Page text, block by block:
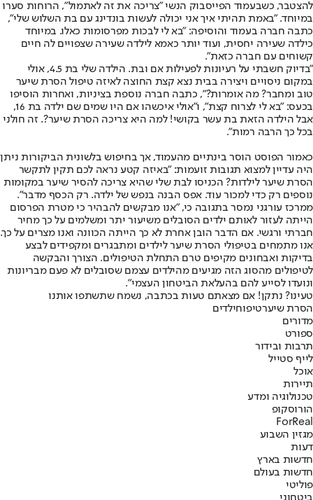
להצטבר, כשבעמוד הפייסבוק הנשי "צריכה את זה לאתמול", הרוחות סערו
במיוחד. "באמת תהיתי איך אני יכולה לעשות בונדינג עם בת השלוש שלי",
כתבה חברה בעמוד והוסיפה: "בא לי לבכות מפרסומות כאלו. במיוחד
כילדה שעירה יחסית, ועוד יותר כאמא לילדה שעירה שצפויים לה חיים
קשוחים עם חברה כזאת".
"בדיוק חשבתי על רעיונות לפעילות אם ובת. הילדה שלי בת 4.5, אולי
במקום ניסויים ויצירה בבית נצא קצת החוצה לאיזה טיפול הסרת שיער
טוב ומחבר? מה אומרות?", כתבה חברה נוספת בציניות, ואחרות הוסיפו
בכעס: "בא לי לצרוח קצת", ו"אולי איכשהו אם היו שמים שם ילדה בת 16,
אבל הילדה הזאת בת עשר בקושי! למה היא צריכה הסרת שיער?. זה חולני
בכל כך הרבה רמות".
כאמור הפוסט הוסר בינתיים מהעמוד, אך בחיפוש בלשונית הביקורות ניתן
היה עדיין למצוא תגובות זועמות: "באיזה קטע נראה לכם תקין לתקשר
הסרת שיער לילדות? הכניסו לבת שלי שהיא צריכה להסיר שיער במקומות
נוספים רק כדי למכור עוד. אפס הבנה בנפש של ילדה. רק הכסף מדבר".
ממרכז עורגני נמסר בתגובה כי, "אנו מבקשים להבהיר כי מטרת הפרסום
הייתה לעזור לאותם ילדים הסובלים משיעור יתר ומשלמים על כך מחיר
חברתי ורגשי. אם הדבר הובן אחרת לא כך הייתה הכוונה ואנו מצרים על כך.
אנו מתמחים בטיפולי הסרת שיער לילדים ומתבגרים ומקפידים לבצע
בדיקות ואבחונים מקיפים טרם התחלת הטיפולים. הצורך והבקשה
לטיפולים מהסוג הזה מגיעים מהילדים עצמם שסובלים לא פעם מבריונות
ונועדו לסייע להם בהעלאת הביטחון העצמי".
טעינו? נתקן! אם מצאתם טעות בכתבה, נשמח שתשתפו אותנו
הסרת שיערטיפוחילדים
מדורים
ספורט
תרבות ובידור
לייף סטייל
אוכל
תיירות
טכנולוגיה ומדע
הורוסקופ
ForReal
מגזין השבוע
דעות
חדשות בארץ
חדשות בעולם
פוליטי